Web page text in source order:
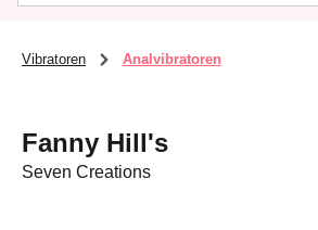
Vibratoren Analvibratoren
Fanny Hill's
Seven Creations